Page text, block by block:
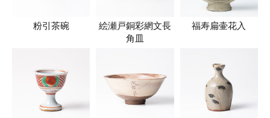
粉引茶碗
絵瀬戸銅彩網文長
角皿
福寿扁壷花入